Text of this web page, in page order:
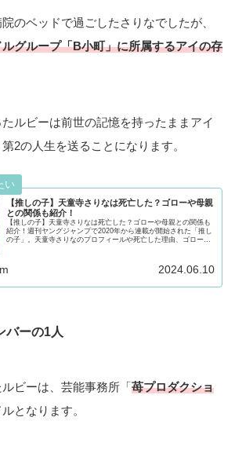
のベッドで過ごしたさりなでしたが、
グループ「B小町」に所属するアイの存
ルビーは前世の記憶を持ったままアイ
2の人生を送ることになります。
【推しの子】天童寺さりなは死亡した？ゴローや母親
との関係も紹介！
【推しの子】天童寺さりなは死亡した？ゴローや母親との関係も
紹介！週刊ヤングジャンプで2020年から連載が開始された「推し
の子」。天童寺さりなのプロフィールや死亡した理由、ゴローや
2024.06.10
バーの1人
ビーは、芸能事務所「苺プロダクショ
となります。